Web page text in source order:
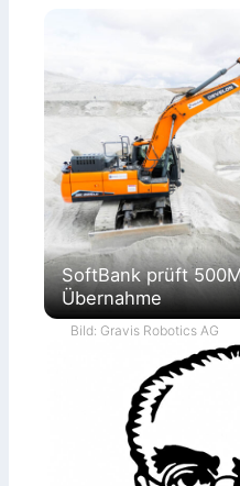
SoftBank prüft
Übernahme
Bild: Gravis Robotics AG